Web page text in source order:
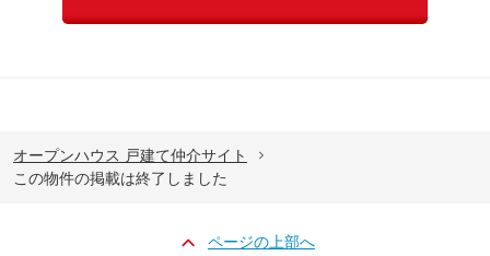
オープンハウス 戸建て仲介サイト
この物件の掲載は終了しました
ページの上部へ